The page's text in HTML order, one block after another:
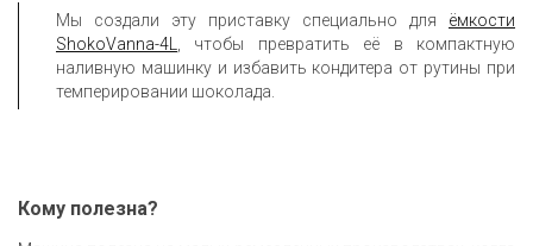
Мы создали эту приставку специально для ёмкости
ShokoVanna-4L
, чтобы превратить её в компактную
наливную машинку и избавить кондитера от рутины при
темперировании шоколада.
Кому полезна?